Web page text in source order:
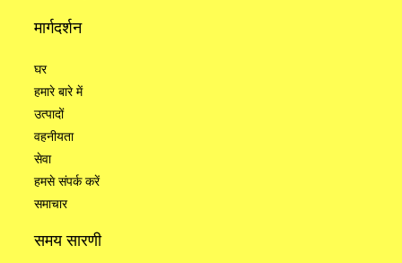
मार्गदर्शन
घर
हमारे बारे में
उत्पादों
वहनीयता
सेवा
हमसे संपर्क करें
समाचार
समय सारणी